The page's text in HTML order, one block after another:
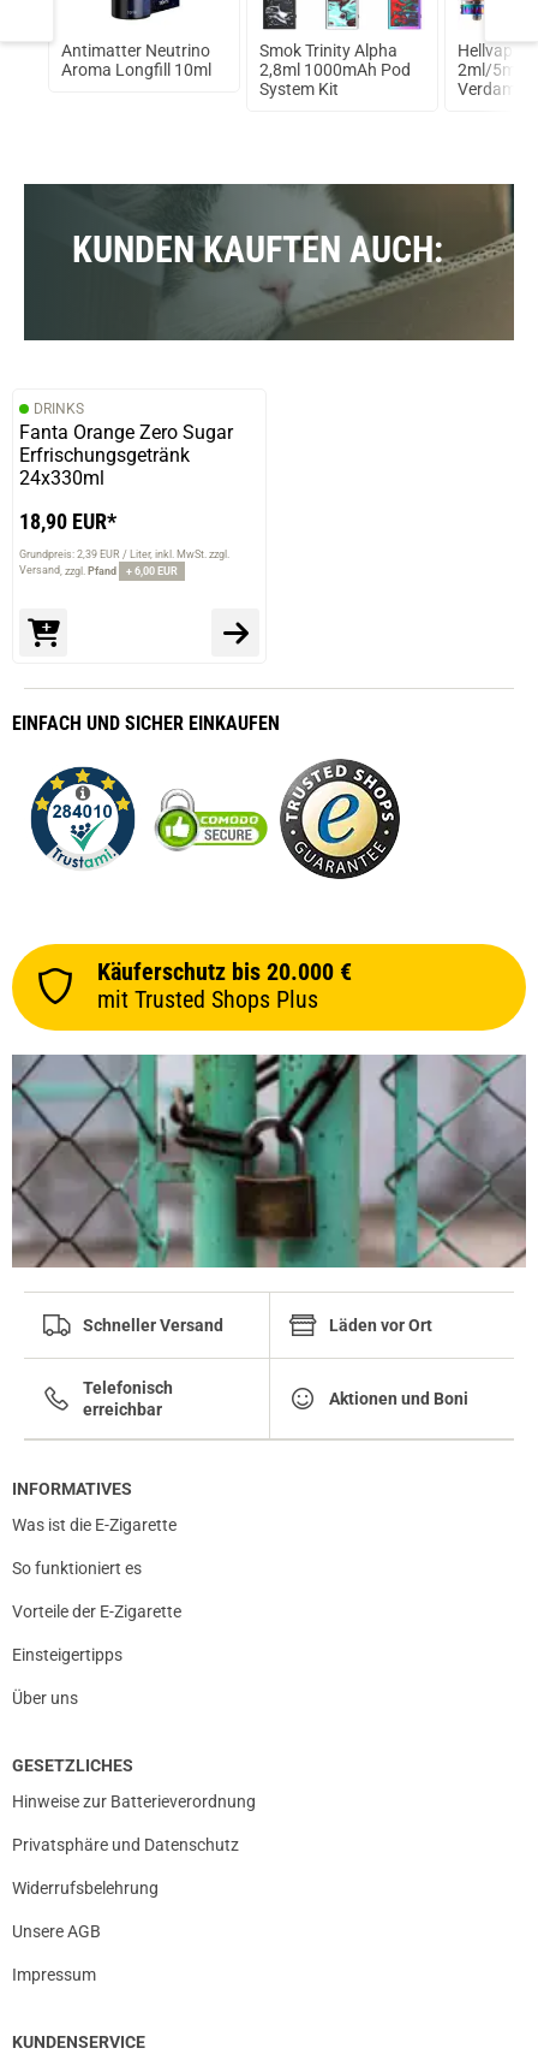
Antimatter Neutrino
Aroma Longfill 10ml
Smok Trinity Alpha
2,8ml 1000mAh Pod
System Kit
Hellvape
2ml/5ml
KUNDEN KAUFTEN AUCH:
DRINKS
Fanta Orange Zero Sugar
Erfrischungsgetränk
24x330ml
18,90 EUR*
Grundpreis: 2,39 EUR / Liter inkl. MwSt. zzgl.
Versand zzgl. Pfand + 6,00 EUR
EINFACH UND SICHER EINKAUFEN
Käuferschutz bis 20.000 €
mit Trusted Shops Plus
Schneller Versand Läden vor Ort
Telefonisch
erreichbar
Aktionen und Boni
INFORMATIVES
Was ist die E-Zigarette
So funktioniert es
Vorteile der E-Zigarette
Einsteigertipps
Über uns
GESETZLICHES
Hinweise zur Batterieverordnung
Privatsphäre und Datenschutz
Widerrufsbelehrung
Unsere AGB
Impressum
KUNDENSERVICE